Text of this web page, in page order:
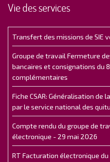
Vie des services
Transfert des missions de SIE
Groupe de travail Fermeture
bancaires et consignations du
complémentaires
Fiche CSAR: Généralisation de
par le service national des
Compte rendu du groupe de
électronique - 29 mai 2026
RT Facturation électronique du